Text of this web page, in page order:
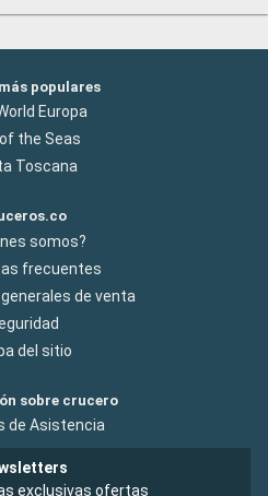
populares
Europa
the Seas
Toscana
somos?
frecuentes
de venta
del sitio
sobre crucero
de Asistencia
exclusivas ofertas